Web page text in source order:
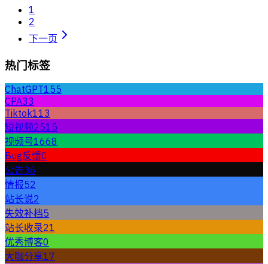
1
2
下一页
热门标签
ChatGPT155
CPA33
Tiktok113
短视频2515
视频号1668
Bug反馈0
公告36
情报52
站长说2
失效补档5
站长收录21
优秀博客0
大咖分享17